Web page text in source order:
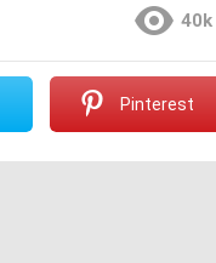
40k
Pinterest